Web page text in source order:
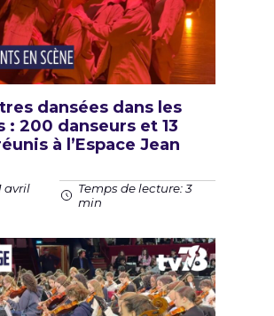
dansées dans les
: 200 danseurs et 13
à l’Espace Jean
avril
Temps de lecture: 3
min